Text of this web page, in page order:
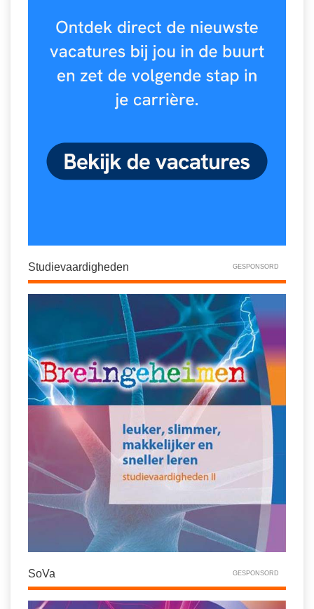
Studievaardigheden GESPONSORD
SoVa GESPONSORD